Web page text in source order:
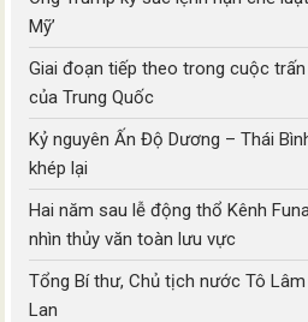
Mỹ’
Giai đoạn tiếp theo trong cuộc
của Trung Quốc
Kỷ nguyên Ấn Độ Dương – Thái
khép lại
Hai năm sau lễ động thổ Kênh
nhìn thủy văn toàn lưu vực
Tổng Bí thư, Chủ tịch nước Tô
Lan